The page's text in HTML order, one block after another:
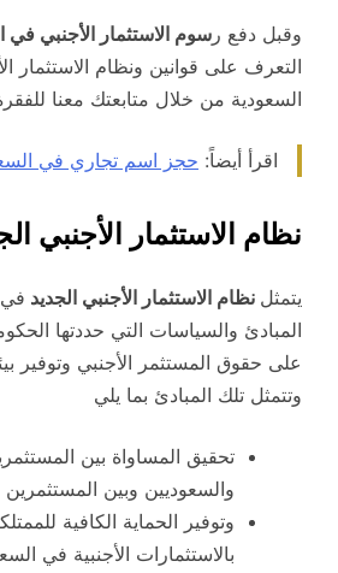
وقبل دفع ر سوم الاستثمار الأجنبي في
التعرف على قوانين ونظام الاستثمار
السعودية من خلال متابعتك معنا للفقرة
اقرأ أيضاً: حجز اسم تجاري في
نظام الاستثمار الأجنبي
يتمثل نظام الاستثمار الأجنبي الجديد في
المبادئ والسياسات التي حددتها
على حقوق المستثمر الأجنبي وتوفير
وتتمثل تلك المبادئ بما يلي
تحقيق المساواة بين
والسعوديين وبين المستثمرين
وتوفير الحماية الكافية
بالاستثمارات الأجنبية في